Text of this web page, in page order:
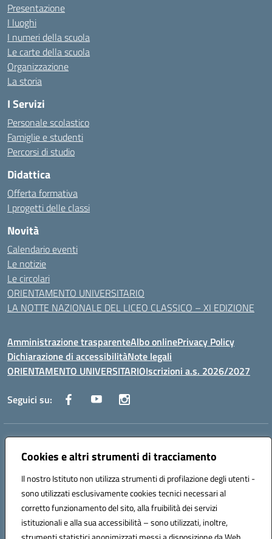
Cookies e altri strumenti di tracciamento
Il nostro Istituto non utilizza strumenti di profilazione degli utenti -
sono utilizzati esclusivamente cookies tecnici necessari al
corretto funzionamento del sito, alla fruibilità dei servizi
istituzionali e alla sua accessibilità – sono utilizzati, inoltre,
Presentazione
I luoghi
I numeri della scuola
Le carte della scuola
Organizzazione
La storia
I Servizi
Personale scolastico
Famiglie e studenti
Percorsi di studio
Didattica
Offerta formativa
I progetti delle classi
Novità
Calendario eventi
Le notizie
Le circolari
ORIENTAMENTO UNIVERSITARIO
LA NOTTE NAZIONALE DEL LICEO CLASSICO – XI EDIZIONE
Amministrazione trasparenteAlbo onlinePrivacy Policy
Dichiarazione di accessibilitàNote legali
ORIENTAMENTO UNIVERSITARIOIscrizioni a.s. 2026/2027
Seguici su:
Indirizzo:
Centralino:0882 331218 Email:fgps210002@istruzione.it
Codice fiscale: 93071630714
Codice meccanografico:
FGPS210002
Codice unico di fatturazione (CUF): UF7W9K